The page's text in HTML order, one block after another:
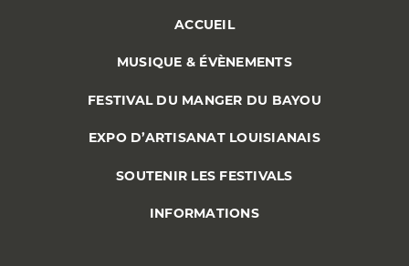
ACCUEIL
MUSIQUE & ÉVÈNEMENTS
FESTIVAL DU MANGER DU BAYOU
EXPO D’ARTISANAT LOUISIANAIS
SOUTENIR LES FESTIVALS
INFORMATIONS